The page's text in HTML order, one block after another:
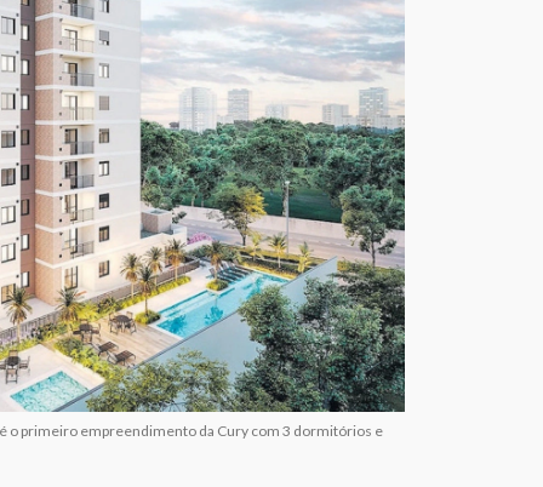
o primeiro empreendimento da Cury com 3 dormitórios e